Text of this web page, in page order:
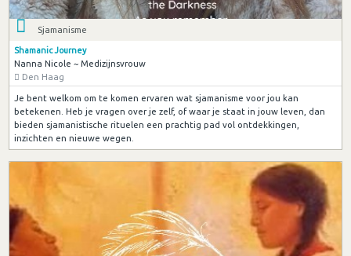
Sjamanisme
Shamanic Journey
Nanna Nicole ~ Medizijnsvrouw
Den Haag
Je bent welkom om te komen ervaren wat sjamanisme voor jou kan
betekenen. Heb je vragen over je zelf, of waar je staat in jouw leven, dan
bieden sjamanistische rituelen een prachtig pad vol ontdekkingen,
inzichten en nieuwe wegen.